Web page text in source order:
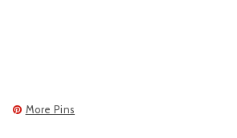
More Pins